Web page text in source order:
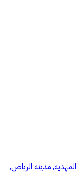
مدينة الرياض,